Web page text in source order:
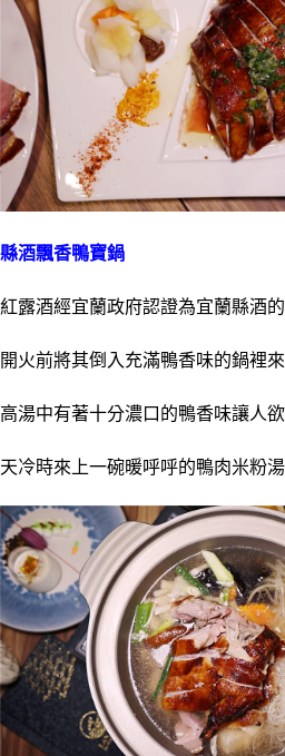
縣酒飄香鴨寶鍋
紅露酒經宜蘭政府認證為宜蘭縣酒
開火前將其倒入充滿鴨香味的鍋裡
高湯中有著十分濃口的鴨香味讓人
天冷時來上一碗暖呼呼的鴨肉米粉